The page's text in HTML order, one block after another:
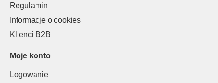
Regulamin
Informacje o cookies
Klienci B2B
Moje konto
Logowanie